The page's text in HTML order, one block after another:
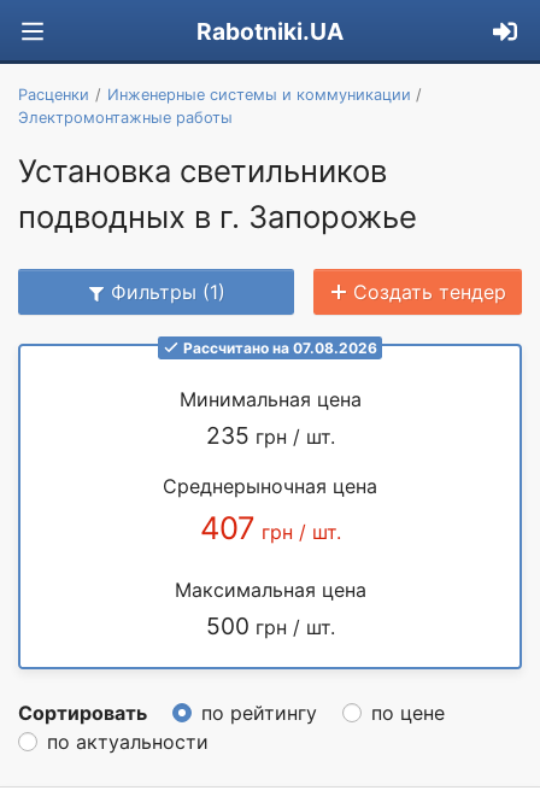
Rabotniki.UA
Расценки
Инженерные системы и коммуникации
Электромонтажные работы
Установка светильников
подводных в г. Запорожье
Фильтры (1) Создать тендер
Рассчитано на 07.08.2026
Минимальная цена
235 грн / шт.
Среднерыночная цена
407 грн / шт.
Максимальная цена
500 грн / шт.
Сортировать по рейтингу
по цене
по актуальности